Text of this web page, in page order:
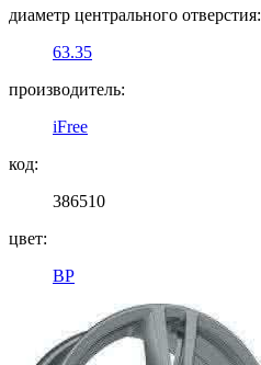
диаметр центрального отверстия:
63.35
производитель:
iFree
код:
386510
цвет:
BP